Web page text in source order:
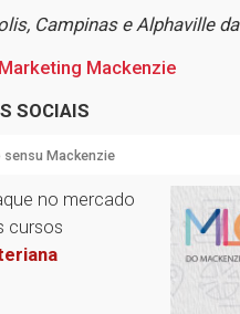
Campinas e Alphaville
Mackenzie
SOCIAIS
Mackenzie
no mercado
cursos